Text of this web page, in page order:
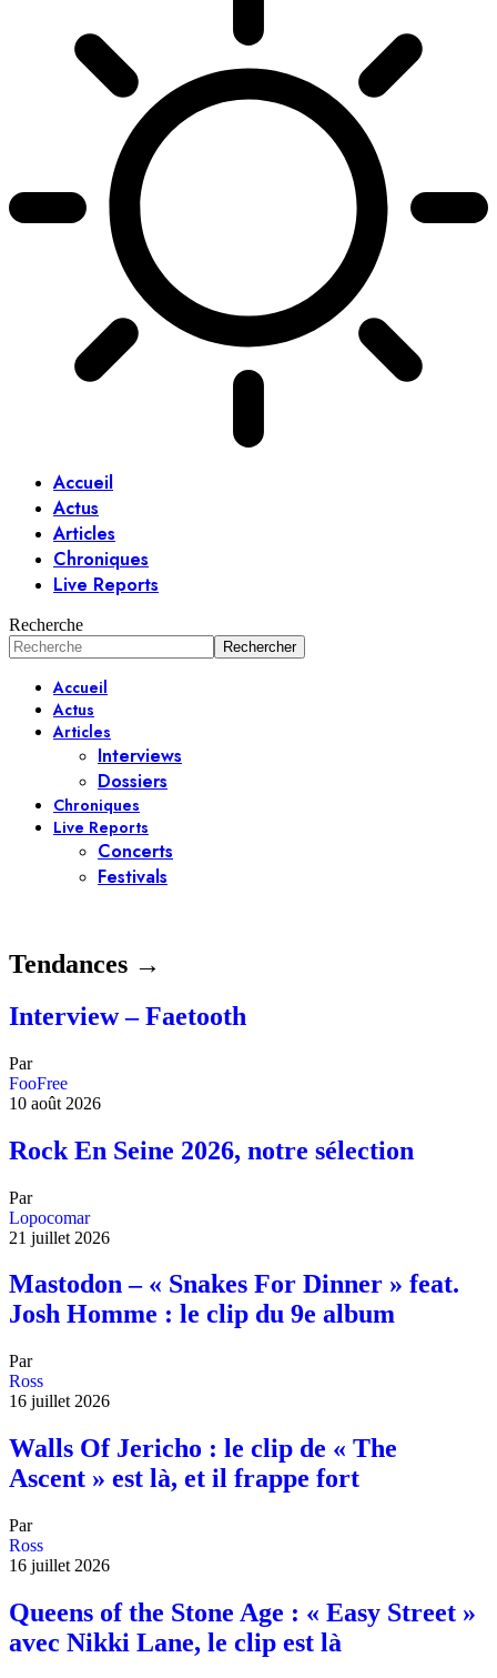
Accueil
Actus
Articles
Chroniques
Live Reports
Recherche
Accueil
Actus
Articles
Interviews
Dossiers
Chroniques
Live Reports
Concerts
Festivals
Tendances →
Interview – Faetooth
Par
FooFree
10 août 2026
Rock En Seine 2026, notre sélection
Par
Lopocomar
21 juillet 2026
Mastodon – « Snakes For Dinner » feat.
Josh Homme : le clip du 9e album
Par
Ross
16 juillet 2026
Walls Of Jericho : le clip de « The
Ascent » est là, et il frappe fort
Par
Ross
16 juillet 2026
Queens of the Stone Age : « Easy Street »
avec Nikki Lane, le clip est là